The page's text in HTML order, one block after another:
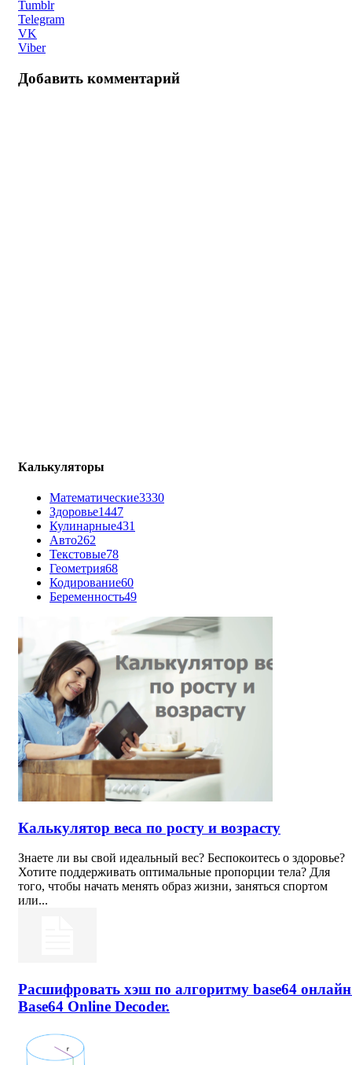
Tumblr
Telegram
VK
Viber
Добавить комментарий
Калькуляторы
Математические3330
Здоровье1447
Кулинарные431
Авто262
Текстовые78
Геометрия68
Кодирование60
Беременность49
Калькулятор веса по росту и возрасту
Знаете ли вы свой идеальный вес? Беспокоитесь о здоровье?
Хотите поддерживать оптимальные пропорции тела? Для
того, чтобы начать менять образ жизни, заняться спортом
или...
Расшифровать хэш по алгоритму base64
Base64 Online Decoder.